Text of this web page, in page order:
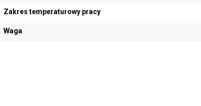
Zakres temperaturowy pracy
Waga